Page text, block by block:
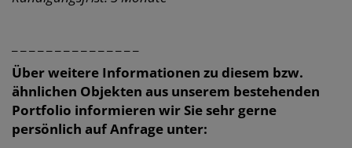
Über weitere Informationen zu diesem bzw.
ähnlichen Objekten aus unserem bestehenden
Portfolio informieren wir Sie sehr gerne
persönlich auf Anfrage unter: